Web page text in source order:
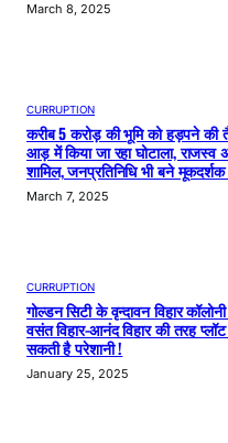
March 8, 2025
CURRUPTION
करीब 5 करोड़ की भूमि को हड़पने की
आड़ में किया जा रहा घोटाला, राजस्व
शामिल, जनप्रतिनिधि भी बने
March 7, 2025
CURRUPTION
गोल्डन सिटी के वृन्दावन विहार
वसंत विहार-आनंद विहार की तरह
सकती है परेशानी !
January 25, 2025